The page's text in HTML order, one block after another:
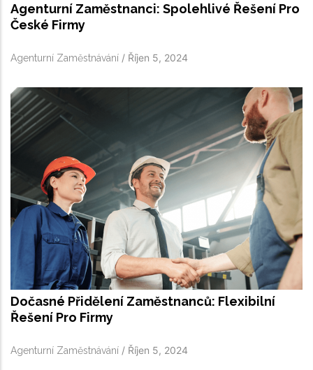
Agenturní Zaměstnanci: Spolehlivé Řešení Pro
České Firmy
Agenturní Zaměstnávání / Říjen 5, 2024
Dočasné Přidělení Zaměstnanců: Flexibilní
Řešení Pro Firmy
Agenturní Zaměstnávání / Říjen 5, 2024